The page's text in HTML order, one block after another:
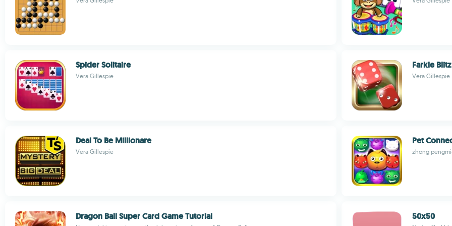
Spider Solitaire
Vera Gillespie
Farkle Blitz
Vera Gillespie
Deal To Be Millionare
Vera Gillespie
Pet
zhong
Dragon Ball Super Card Game Tutorial 50x50